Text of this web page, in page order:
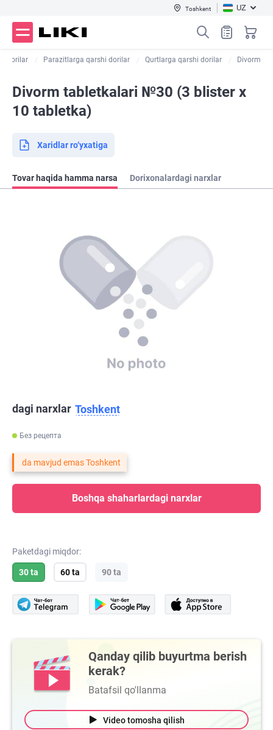
Toshkent UZ
dorilar Parazitlarga qarshi dorilar Qurtlarga qarshi dorilar Divorm
Divorm tabletkalari №30 (3 blister х
10 tabletka)
Xaridlar ro‘yxatiga
Tovar haqida hamma narsa Dorixonalardagi narxlar
dagi narxlar Toshkent
Без рецепта
da mavjud emas Toshkent
Boshqa shaharlardagi narxlar
Paketdagi miqdor:
30 ta 60 ta 90 ta
Qanday qilib buyurtma berish
kerak?
Batafsil qo'llanma
Video tomosha qilish